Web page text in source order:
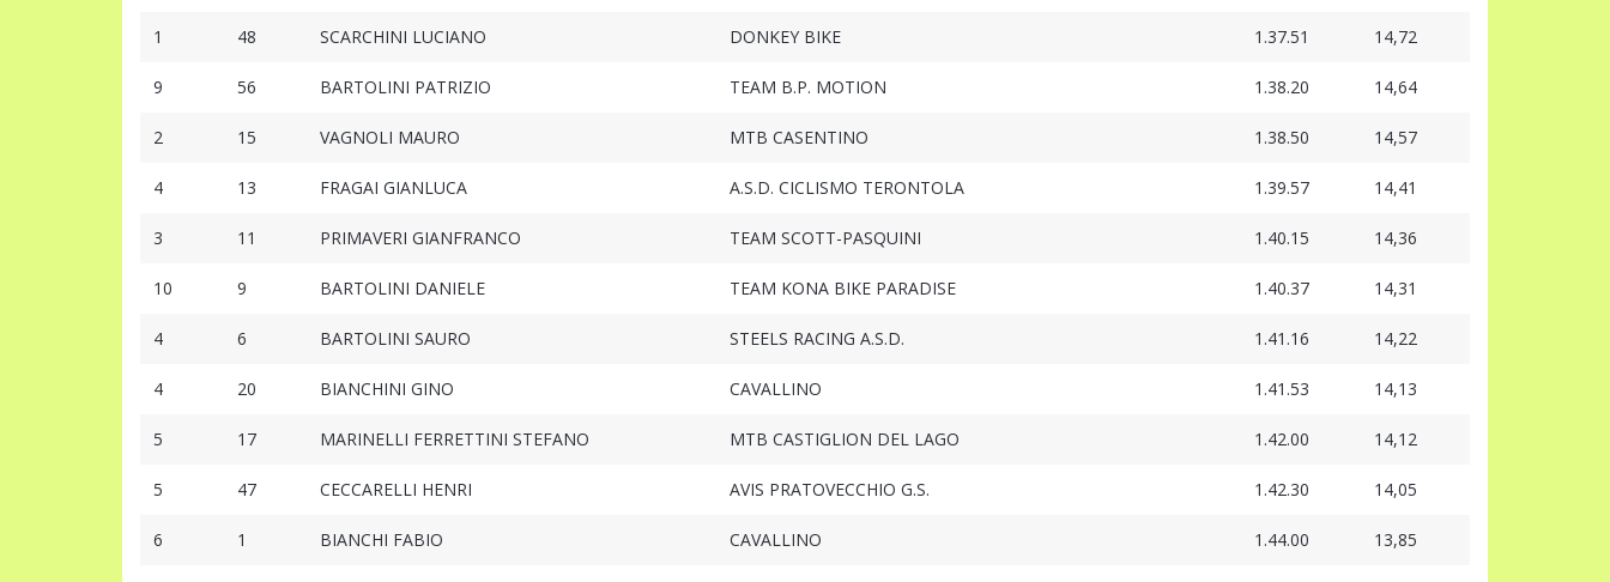
1 48 SCARCHINI LUCIANO DONKEY BIKE 1.37.51 14,72
9 56 BARTOLINI PATRIZIO TEAM B.P. MOTION 1.38.20 14,64
2 15 VAGNOLI MAURO MTB CASENTINO 1.38.50 14,57
4 13 FRAGAI GIANLUCA A.S.D. CICLISMO TERONTOLA 1.39.57 14,41
3 11 PRIMAVERI GIANFRANCO TEAM SCOTT-PASQUINI 1.40.15 14,36
10 9 BARTOLINI DANIELE TEAM KONA BIKE PARADISE 1.40.37 14,31
4 6 BARTOLINI SAURO STEELS RACING A.S.D. 1.41.16 14,22
4 20 BIANCHINI GINO CAVALLINO 1.41.53 14,13
5 17 MARINELLI FERRETTINI STEFANO MTB CASTIGLION DEL LAGO 1.42.00 14,12
5 47 CECCARELLI HENRI AVIS PRATOVECCHIO G.S. 1.42.30 14,05
6 1 BIANCHI FABIO CAVALLINO 1.44.00 13,85